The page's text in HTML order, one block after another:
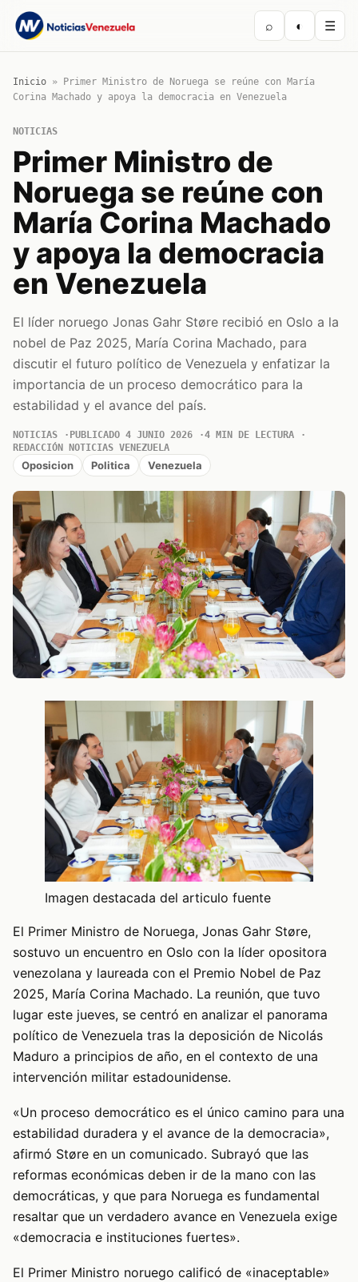
⌕ ◐ ☰
Inicio »
Primer Ministro de Noruega se reúne con María
Corina Machado y apoya la democracia en Venezuela
NOTICIAS
Primer Ministro de
Noruega se reúne con
María Corina Machado
y apoya la democracia
en Venezuela
El líder noruego Jonas Gahr Støre recibió en Oslo a la
nobel de Paz 2025, María Corina Machado, para
discutir el futuro político de Venezuela y enfatizar la
importancia de un proceso democrático para la
estabilidad y el avance del país.
NOTICIAS PUBLICADO 4 JUNIO 2026
4 MIN DE LECTURA
REDACCIÓN NOTICIAS VENEZUELA
Oposicion Politica Venezuela
Imagen destacada del articulo fuente
El Primer Ministro de Noruega, Jonas Gahr Støre,
sostuvo un encuentro en Oslo con la líder opositora
venezolana y laureada con el Premio Nobel de Paz
2025, María Corina Machado. La reunión, que tuvo
lugar este jueves, se centró en analizar el panorama
político de Venezuela tras la deposición de Nicolás
Maduro a principios de año, en el contexto de una
intervención militar estadounidense.
«Un proceso democrático es el único camino para una
estabilidad duradera y el avance de la democracia»,
afirmó Støre en un comunicado. Subrayó que las
reformas económicas deben ir de la mano con las
democráticas, y que para Noruega es fundamental
resaltar que un verdadero avance en Venezuela exige
«democracia e instituciones fuertes».
El Primer Ministro noruego calificó de «inaceptable»